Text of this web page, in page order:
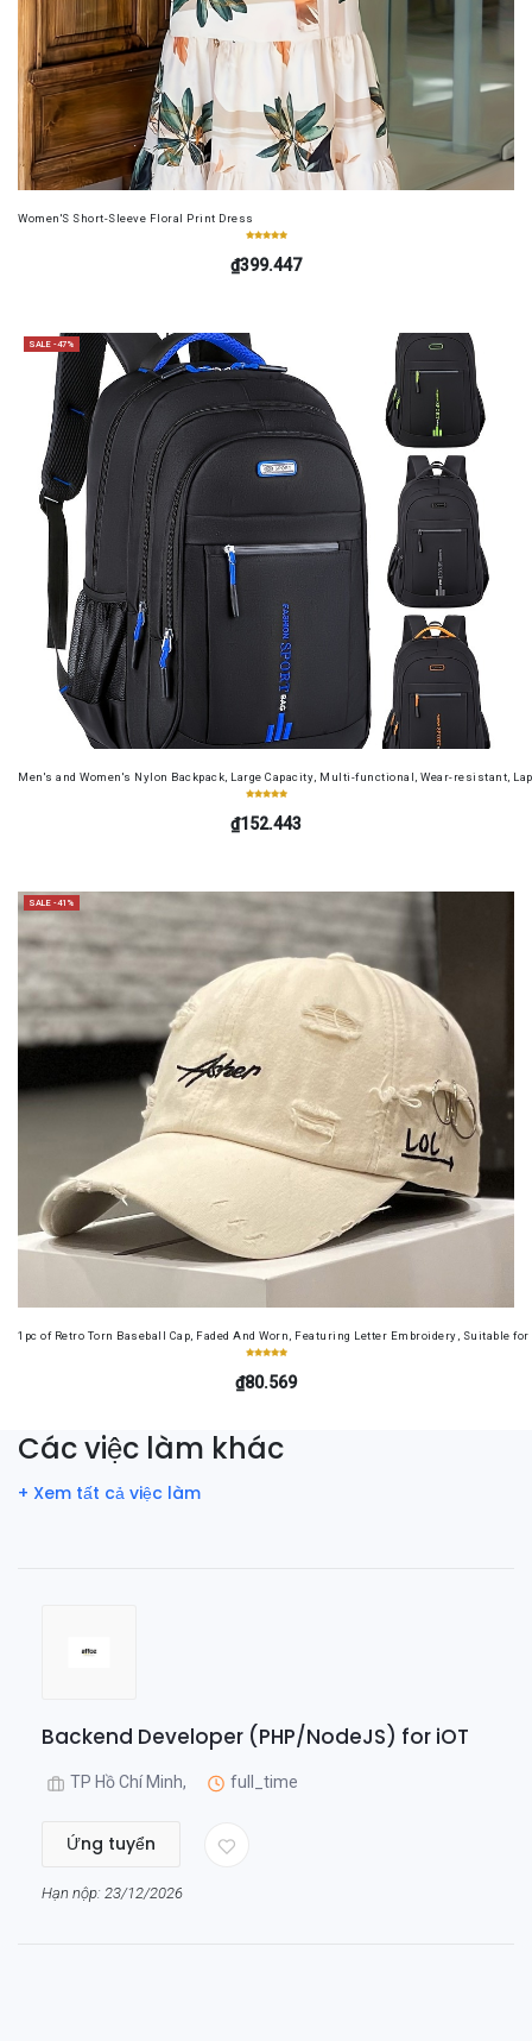
Women'S Short-Sleeve Floral Print Dress
₫399.447
SALE -47%
Men's and Women's Nylon Backpack, Large Capacity, Multi-functional, Wear-resistant,
₫152.443
SALE -41%
1pc of Retro Torn Baseball Cap, Faded And Worn, Featuring Letter Embroidery, Suitable
₫80.569
Các việc làm khác
+ Xem tất cả việc làm
Backend Developer (PHP/NodeJS) for iOT
TP Hồ Chí Minh, full_time
Ứng tuyển
Hạn nộp: 23/12/2026